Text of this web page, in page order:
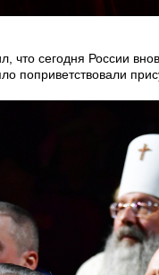
что сегодня России
поприветствовали